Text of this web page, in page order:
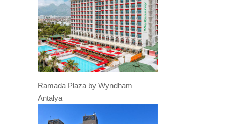
Ramada Plaza by Wyndham
Antalya